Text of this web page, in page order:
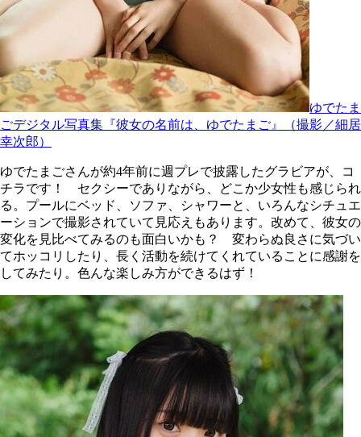
ゆでたま
ごデジタル写真集『彼女の名前は、ゆでたまご』（撮影／細居
幸次郎）
ゆでたまごさんが約4年前に週プレで披露したグラビアが、コ
チラです！ セクシーでありながら、どこか少女性も感じられ
る。プールにベッド、ソファ、シャワーと、いろんなシチュエ
ーションで撮影されていて見応えもあります。改めて、彼女の
変化を見比べてみるのも面白いかも？ 変わらぬ良さに気づい
てホッコリしたり、長く活動を続けてくれていることに感謝を
してみたり。色んな楽しみ方ができるはず！